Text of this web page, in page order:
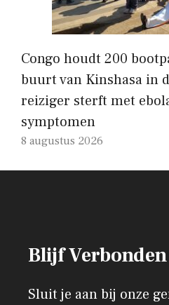
Congo houdt 200
buurt van Kinshasa in
reiziger sterft met
symptomen
8 augustus 2026
Blijf Verbonden
Sluit je aan bij onze